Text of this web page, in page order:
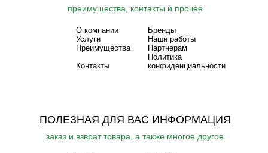
преимущества, контакты и прочее
О компании
Бренды
Услуги
Наши работы
Преимущества
Партнерам
Контакты
Политика
конфиденциальности
ПОЛЕЗНАЯ ДЛЯ ВАС ИНФОРМАЦИЯ
заказ и взврат товара, а также многое другое